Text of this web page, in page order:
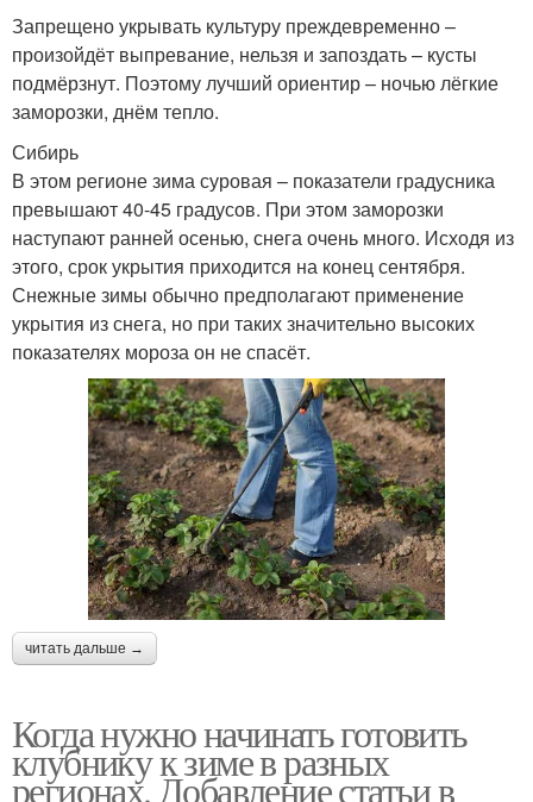
Запрещено укрывать культуру преждевременно –
произойдёт выпревание, нельзя и запоздать – кусты
подмёрзнут. Поэтому лучший ориентир – ночью лёгкие
заморозки, днём тепло.
Сибирь
В этом регионе зима суровая – показатели градусника
превышают 40-45 градусов. При этом заморозки
наступают ранней осенью, снега очень много. Исходя из
этого, срок укрытия приходится на конец сентября.
Снежные зимы обычно предполагают применение
укрытия из снега, но при таких значительно высоких
показателях мороза он не спасёт.
читать дальше →
Когда нужно начинать готовить
клубнику к зиме в разных
регионах. Добавление статьи в